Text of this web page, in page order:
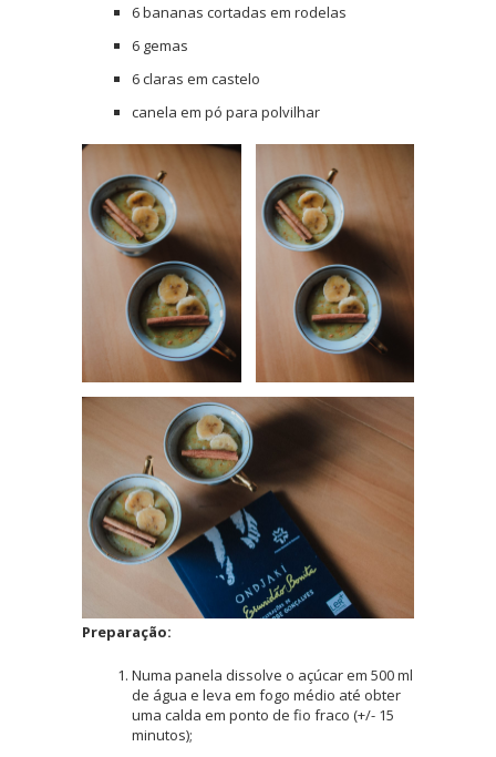
6 bananas cortadas em rodelas
6 gemas
6 claras em castelo
canela em pó para polvilhar
Preparação:
Numa panela dissolve o açúcar em 500 ml
de água e leva em fogo médio até obter
uma calda em ponto de fio fraco (+/- 15
minutos);